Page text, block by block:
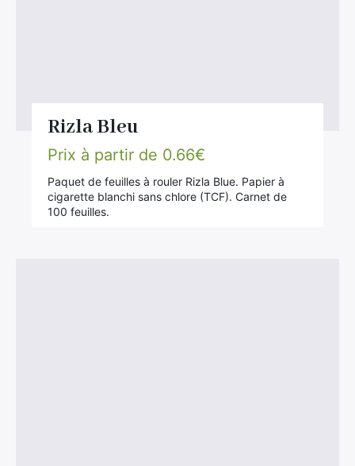
Rizla Bleu
Prix à partir de 0.66€
Paquet de feuilles à rouler Rizla Blue. Papier à
cigarette blanchi sans chlore (TCF). Carnet de
100 feuilles.